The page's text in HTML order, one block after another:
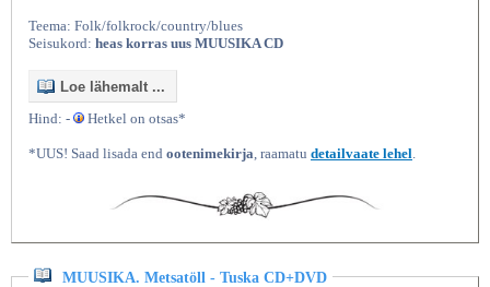
Teema: Folk/folkrock/country/blues
Seisukord: heas korras uus MUUSIKA CD
Loe lähemalt ...
Hind: -
Hetkel on otsas*
*UUS! Saad lisada end ootenimekirja , raamatu detailvaate lehel
MUUSIKA. Metsatöll - Tuska CD+DVD